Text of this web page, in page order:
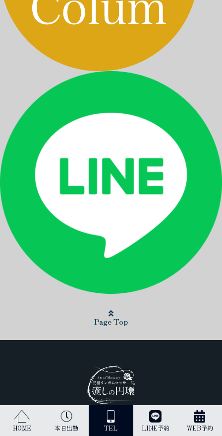
HOME 本日出勤 TEL LINE予約 WEB予約
Page Top
日本最高峰のリンガムマッサージ（男性器への丁寧なマッサージ）を